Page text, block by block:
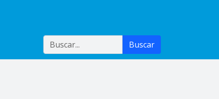
Buscar Buscar